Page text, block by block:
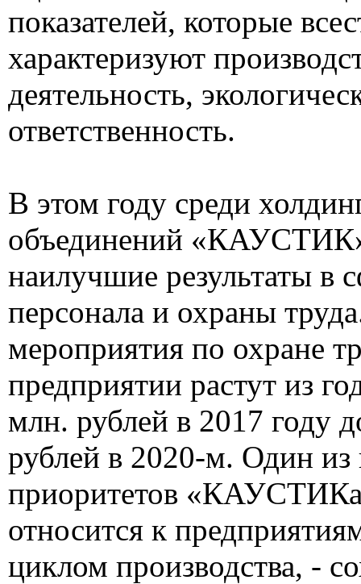
показателей, которые
характеризуют
деятельность,
ответственность.
В этом году среди
объединений
наилучшие результаты в
персонала и охраны
мероприятия по охране
предприятии растут из
млн. рублей в 2017 году
рублей в 2020-м. Один из
приоритетов
относится к
циклом производства, -